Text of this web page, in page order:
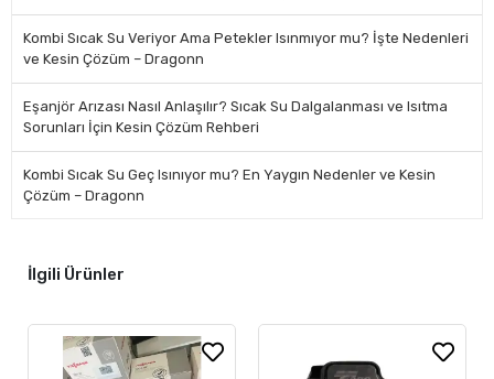
Kombi Sıcak Su Veriyor Ama Petekler Isınmıyor mu? İşte Nedenleri
ve Kesin Çözüm – Dragonn
Eşanjör Arızası Nasıl Anlaşılır? Sıcak Su Dalgalanması ve Isıtma
Sorunları İçin Kesin Çözüm Rehberi
Kombi Sıcak Su Geç Isınıyor mu? En Yaygın Nedenler ve Kesin
Çözüm – Dragonn
İlgili Ürünler